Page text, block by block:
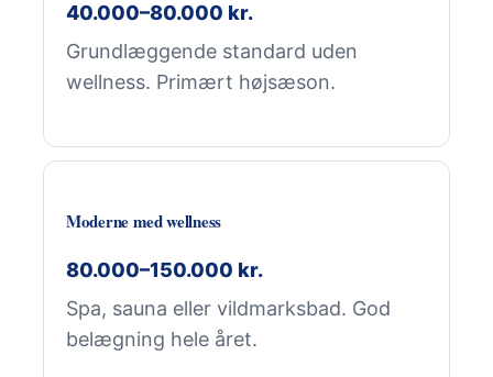
40.000–80.000 kr.
Grundlæggende standard uden
wellness. Primært højsæson.
Moderne med wellness
80.000–150.000 kr.
Spa, sauna eller vildmarksbad. God
belægning hele året.